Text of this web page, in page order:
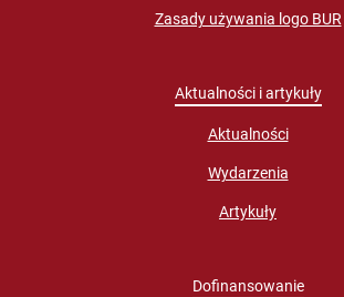
Zasady używania logo BUR
Aktualności i artykuły
Aktualności
Wydarzenia
Artykuły
Dofinansowanie